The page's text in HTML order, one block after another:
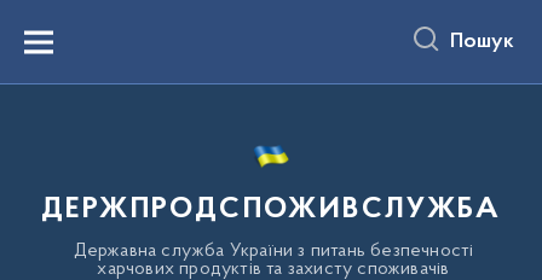
вмістуMenu Пошук
ДЕРЖПРОДСПОЖИВСЛУЖБА
Державна служба України з питань безпечності
харчових продуктів та захисту споживачів